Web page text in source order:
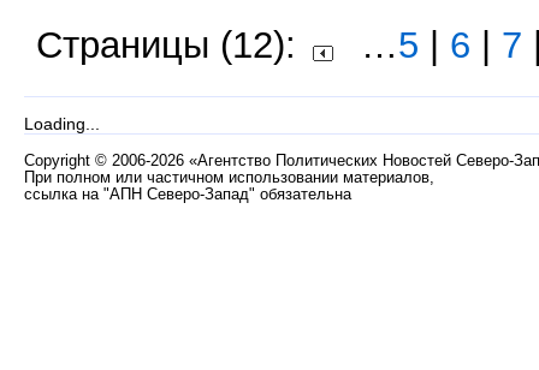
Страницы (12):
…5 6 7
Loading...
Copyright © 2006-2026 «Агентство Политических Новостей Северо-
При полном или частичном использовании материалов,
ссылка на "АПН Северо-Запад" обязательна